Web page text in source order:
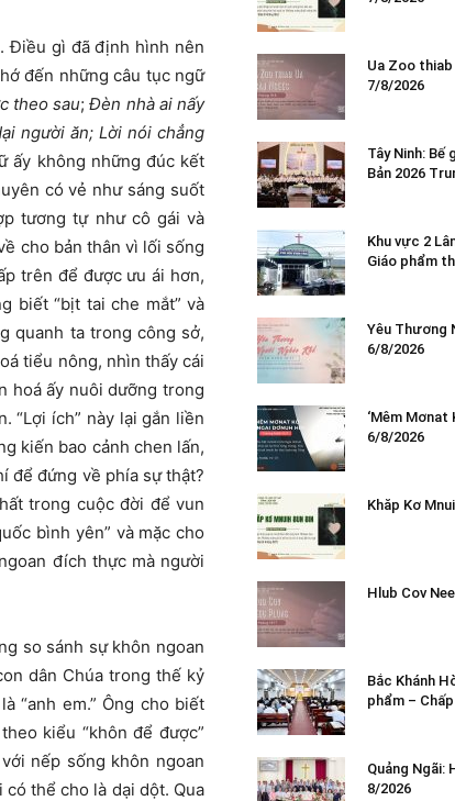
Điều gì đã định hình nên
đến những câu tục ngữ
theo sau;Đèn nhà ai nấy
người ăn; Lời nói chẳng
ấy không những đúc kết
có vẻ như sáng suốt
tương tự như cô gái và
cho bản thân vì lối sống
trên để được ưu ái hơn,
biết “bịt tai che mắt” và
quanh ta trong công sở,
tiểu nông, nhìn thấy cái
hoá ấy nuôi dưỡng trong
“Lợi ích” này lại gắn liền
kiến bao cảnh chen lấn,
để đứng về phía sự thật?
trong cuộc đời để vun
bình yên” và mặc cho
đích thực mà người
so sánh sự khôn ngoan
dân Chúa trong thế kỷ
“anh em.” Ông cho biết
kiểu “khôn để được”
nếp sống khôn ngoan
thể cho là dại dột. Qua
Ua Zoo thiab
7/8/2026
Tây Ninh: Bế
Bản 2026
Khu vực 2
Giáo phẩm
Yêu Thương
6/8/2026
‘Mêm Mơnat
6/8/2026
Khăp Kơ
Hlub Cov
Bắc Khánh
phẩm –
Quảng Ngãi:
8/2026